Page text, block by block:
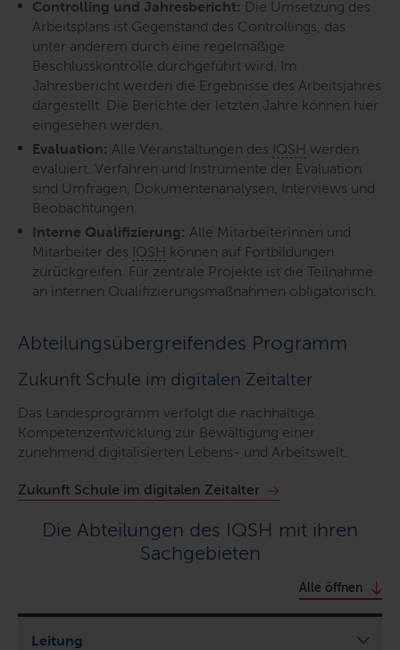
Controlling und Jahresbericht: Die Umsetzung des
Arbeitsplans ist Gegenstand des Controllings, das
unter anderem durch eine regelmäßige
Beschlusskontrolle durchgeführt wird. Im
Jahresbericht werden die Ergebnisse des Arbeitsjahres
dargestellt. Die Berichte der letzten Jahre können hier
eingesehen werden.
Evaluation: Alle Veranstaltungen des IQSH werden
evaluiert. Verfahren und Instrumente der Evaluation
sind Umfragen, Dokumentenanalysen, Interviews und
Beobachtungen.
Interne Qualifizierung: Alle Mitarbeiterinnen und
Mitarbeiter des IQSH können auf Fortbildungen
zurückgreifen. Für zentrale Projekte ist die Teilnahme
an internen Qualifizierungsmaßnahmen obligatorisch.
Abteilungsübergreifendes Programm
Zukunft Schule im digitalen Zeitalter
Das Landesprogramm verfolgt die nachhaltige
Kompetenzentwicklung zur Bewältigung einer
zunehmend digitalisierten Lebens- und Arbeitswelt.
Zukunft Schule im digitalen Zeitalter
Die Abteilungen des IQSH mit ihren
Sachgebieten
Alle öffnen
Leitung